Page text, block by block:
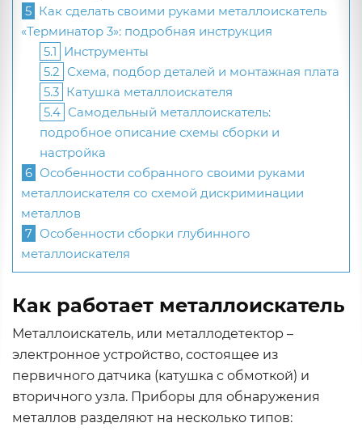
5 Как сделать своими руками металлоискатель
«Терминатор 3»: подробная инструкция
5.1 Инструменты
5.2 Схема, подбор деталей и монтажная плата
5.3 Катушка металлоискателя
5.4 Самодельный металлоискатель:
подробное описание схемы сборки и
настройка
6 Особенности собранного своими руками
металлоискателя со схемой дискриминации
металлов
7 Особенности сборки глубинного
металлоискателя
Как работает металлоискатель
Металлоискатель, или металлодетектор –
электронное устройство, состоящее из
первичного датчика (катушка с обмоткой) и
вторичного узла. Приборы для обнаружения
металлов разделяют на несколько типов: